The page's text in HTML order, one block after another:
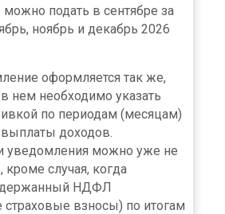
подать в сентябре за
ноябрь и декабрь 2026
оформляется так же,
нем необходимо указать
по периодам (месяцам)
доходов.
уведомления можно уже не
кроме случая, когда
НДФЛ
страховые взносы) по итогам